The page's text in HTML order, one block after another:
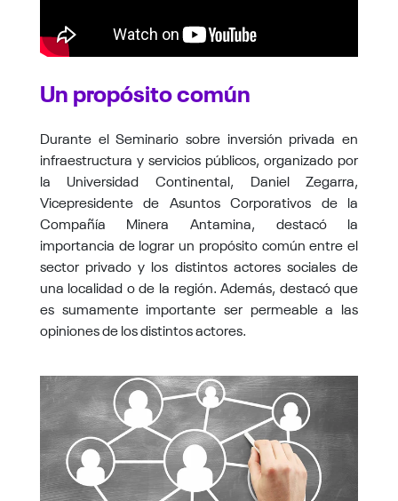
Un propósito común
Durante el Seminario sobre inversión privada en
infraestructura y servicios públicos, organizado por
la Universidad Continental, Daniel Zegarra,
Vicepresidente de Asuntos Corporativos de la
Compañía Minera Antamina, destacó la
importancia de lograr un propósito común entre el
sector privado y los distintos actores sociales de
una localidad o de la región. Además, destacó que
es sumamente importante ser permeable a las
opiniones de los distintos actores.